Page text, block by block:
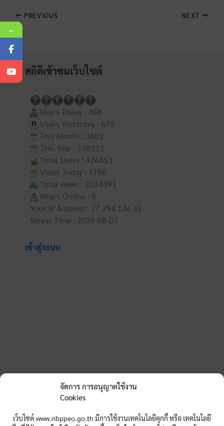
จัดการ การอนุญาตใช้งาน
Cookies
เว็บไซต์ www.nbppeo.go.th มีการใช้งานเทคโนโลยีคุกกี้ หรือ เทคโนโลยี
PREVIOUS NEXT
สถิติเข้าชมเว็บไซต์
Users Today : 368
Users Yesterday : 679
This Month : 3801
This Year : 158111
Total Users : 426453
Views Today : 1796
Total views : 2034391
Who's Online : 5
Your IP Address : 27.254.146.32
Server Time : 2026-08-07
เข้าสู่ระบบ
←